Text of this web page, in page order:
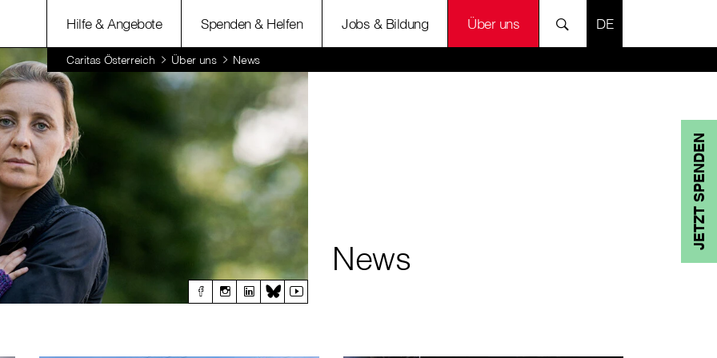
Hilfe & Angebote Spenden & Helfen Jobs & Bildung Über uns SPRACHE
Caritas Österreich Über uns News
JETZT SPENDEN
News